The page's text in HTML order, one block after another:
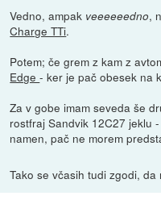
Vedno, ampak veeeeeedno,
Charge TTi.
Potem; če grem z kam z
Edge- ker je pač obesek na
Za v gobe imam seveda še
rostfraj Sandvik 12C27 jeklu
namen, pač ne morem
Tako se včasih tudi zgodi,